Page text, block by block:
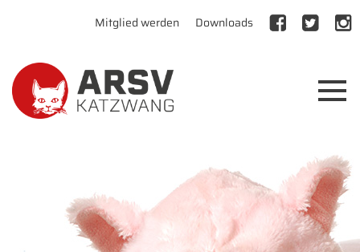
Mitglied werden Downloads